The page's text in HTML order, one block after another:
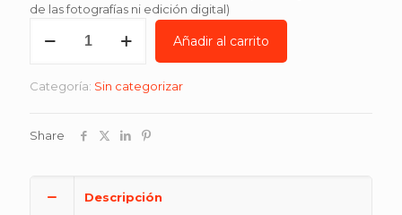
de las fotografías ni edición digital)
tu
smart.
Añadir al carrito
Categoría: Sin categorizar
Share
Descripción